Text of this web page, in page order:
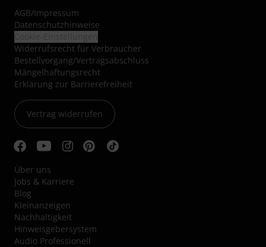
AGB/Impressum
Datenschutzhinweise
Widerrufsrecht für Verbraucher
Bestellvorgang/Vertragsabschluss
Mängelhaftungsrecht
Erklärung zur Barrierefreiheit
Vertrag widerrufen
Über uns
Jobs & Karriere
Blog
Kleinanzeigen
Nachhaltigkeit
Hinweisgebersystem
Audio Professionell